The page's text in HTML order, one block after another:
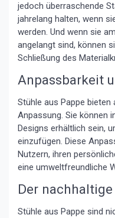
jedoch überraschende
jahrelang halten, wenn
werden. Und wenn sie
angelangt sind, können
Schließung des
Anpassbarkeit
Stühle aus Pappe bieten
Anpassung. Sie können
Designs erhältlich sein,
einzufügen. Diese
Nutzern, ihren
eine umweltfreundliche
Der
Stühle aus Pappe sind